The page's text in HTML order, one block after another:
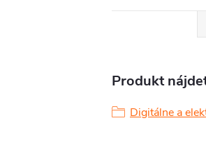
Produkt
Digitálne a